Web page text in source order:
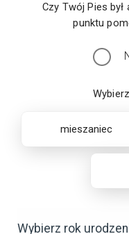
Czy Twój Pies
mieszaniec
Wybierz rok